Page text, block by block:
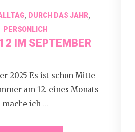
, DURCH DAS JAHR,
PERSÖNLICH
IM SEPTEMBER
2025 Es ist schon Mitte
am 12. eines Monats
mache ich …